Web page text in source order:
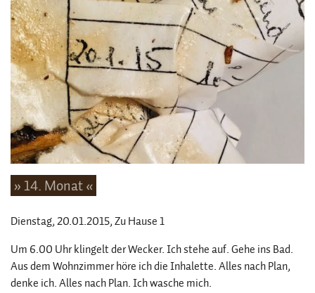
» 14. Monat «
Dienstag, 20.01.2015, Zu Hause 1
Um 6.00 Uhr klingelt der Wecker. Ich stehe auf. Gehe ins Bad.
Aus dem Wohnzimmer höre ich die Inhalette. Alles nach Plan,
denke ich. Alles nach Plan. Ich wasche mich.